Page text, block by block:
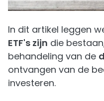
In dit artikel leggen
ETF's zijn die
behandeling van de
ontvangen van de
investeren.